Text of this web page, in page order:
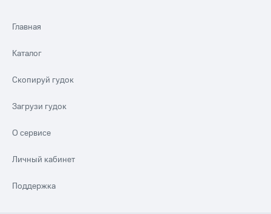
Главная
Каталог
Скопируй гудок
Загрузи гудок
О сервисе
Личный кабинет
Поддержка